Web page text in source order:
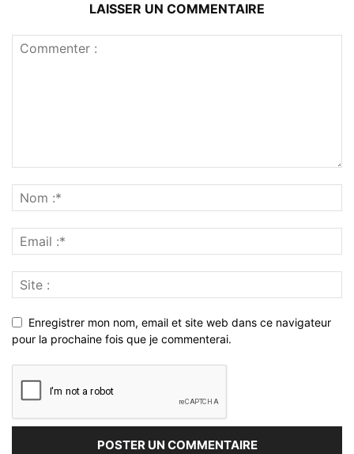
LAISSER UN COMMENTAIRE
Enregistrer mon nom, email et site web dans ce navigateur
pour la prochaine fois que je commenterai.